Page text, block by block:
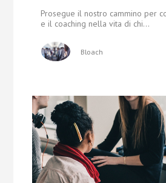
Prosegue il nostro cammino per
e il coaching nella vita di chi...
Bloach